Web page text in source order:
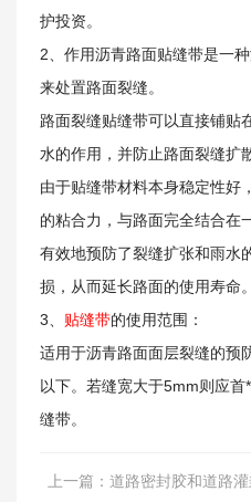
护投资。
2、作用沥青路面贴缝带是一
来处置路面裂缝。
路面裂缝贴缝带可以直接铺贴
水的作用，并防止路面裂缝扩
由于贴缝带材料本身稳定性好
的粘合力，与路面完全结合在
有效地预防了裂缝扩张和雨水
损，从而延长路面的使用寿命。
3、 贴缝带的使用范围：
适用于沥青路面面层裂缝的预
以下。若缝宽大于5mm则应
缝带。
上一篇：道路密封胶和道路